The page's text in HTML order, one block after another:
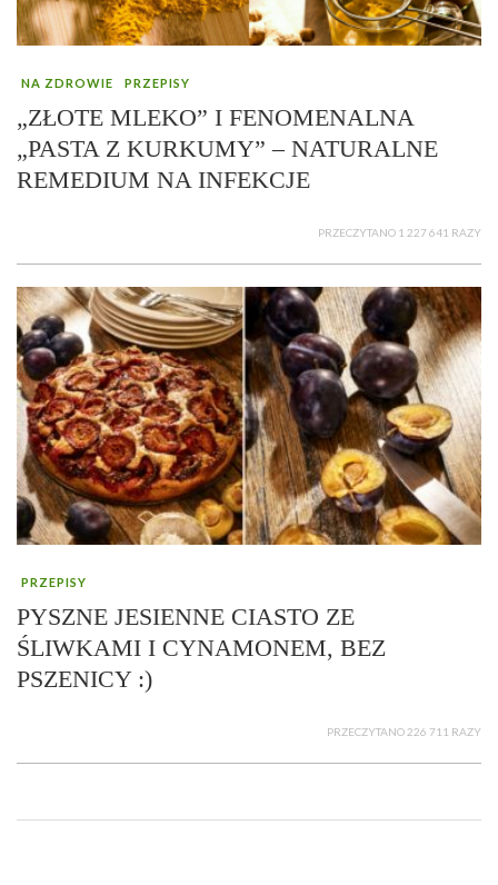
NA ZDROWIE PRZEPISY
„ZŁOTE MLEKO” I FENOMENALNA
„PASTA Z KURKUMY” – NATURALNE
REMEDIUM NA INFEKCJE
PRZECZYTANO 1 227 641 RAZY
PRZEPISY
PYSZNE JESIENNE CIASTO ZE
ŚLIWKAMI I CYNAMONEM, BEZ
PSZENICY :)
PRZECZYTANO 226 711 RAZY